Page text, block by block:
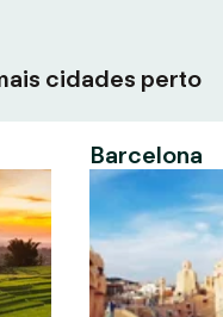
cidades perto
Barcelona